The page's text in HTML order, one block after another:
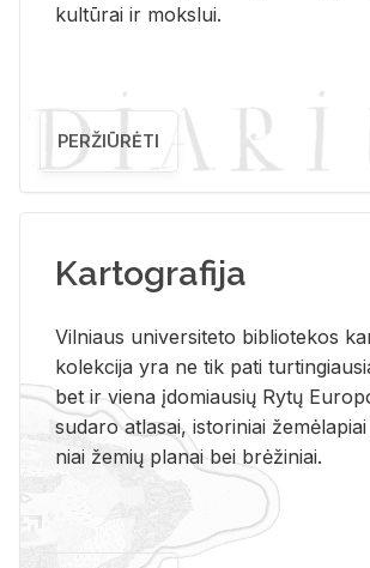
kul­tū­rai ir moks­lui.
PERŽIŪRĖTI
Kartografija
Vil­niaus uni­ver­si­te­to bi­b­lio­te­kos
ko­lek­ci­ja yra ne tik pati
bet ir vie­na įdo­miau­sių Rytų
su­da­ro at­la­sai, is­to­ri­niai
niai že­mių pla­nai bei brė­ži­niai.